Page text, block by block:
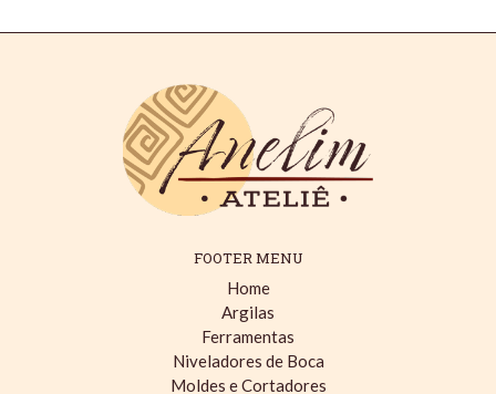
FOOTER MENU
Home
Argilas
Ferramentas
Niveladores de Boca
Moldes e Cortadores